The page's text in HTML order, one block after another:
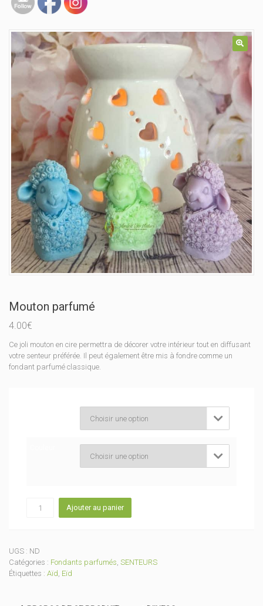
Mouton parfumé
4.00€
Ce joli mouton en cire permettra de décorer votre intérieur tout en diffusant
votre senteur préférée. Il peut également être mis à fondre comme un
fondant parfumé classique.


Ajouter au panier
UGS : ND
Catégories : Fondants parfumés, SENTEURS
Étiquettes : Aïd, Eïd